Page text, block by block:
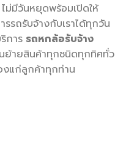
ม่มีวันหยุดพร้อมเปิดให้
รถรับจ้างกับเราได้ทุกวัน
การ รถหกล้อรับจ้าง
ย้ายสินค้าทุกชนิดทุกทิศทั่ว
งแก่ลูกค้าทุกท่าน